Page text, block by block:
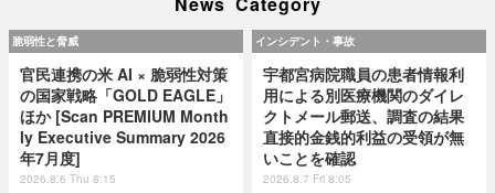
脆弱性と脅威
官民連携の米 AI × 脆弱性対策
の国家戦略「GOLD EAGLE」
ほか [Scan PREMIUM Month
ly Executive Summary 2026
年7月度]
2026.8.6 Thu 8:15
インシデント・事故
宇都宮病院職員の患者情報利
用による別医療機関のダイレ
クトメール郵送、調査の結果
直接的金銭的利益の受領が無
いことを確認
2026.8.7 Fri 8:05